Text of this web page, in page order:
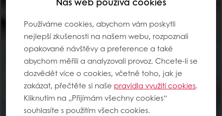
Používáme cookies, abychom vám poskytli
nejlepší zkušenosti na našem webu, rozpoznali
opakované návštěvy a preference a také
abychom měřili a analyzovali provoz. Chcete-li se
dozvědět více o cookies, včetně toho, jak je
zakázat, přečtěte si naše pravidla využití cookies.
Kliknutím na „Přijímám všechny cookies“
souhlasíte s použitím všech cookies.